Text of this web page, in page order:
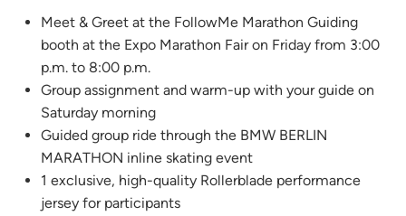
Meet & Greet at the FollowMe Marathon Guiding
booth at the Expo Marathon Fair on Friday from 3:00
p.m. to 8:00 p.m.
Group assignment and warm-up with your guide on
Saturday morning
Guided group ride through the BMW BERLIN
MARATHON inline skating event
1 exclusive, high-quality Rollerblade performance
jersey for participants